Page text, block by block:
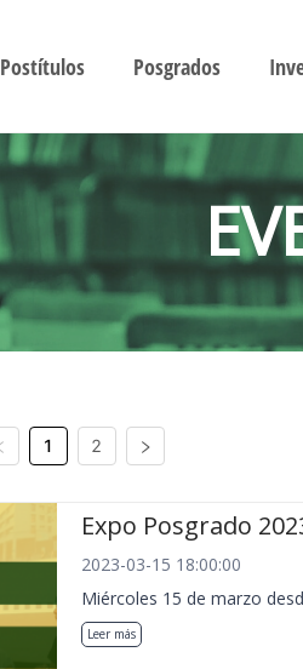
Postítulos Posgrados
1 2
Expo Posgrado
2023-03-15 18:00:00
Miércoles 15 de marzo
Leer más